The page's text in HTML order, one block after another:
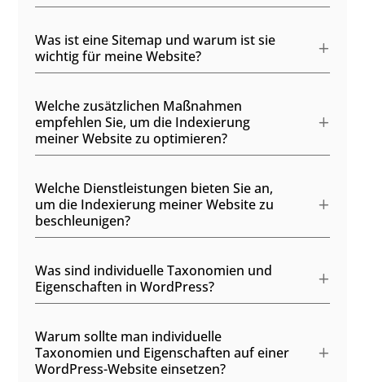
Was ist eine Sitemap und warum ist sie
wichtig für meine Website?
Welche zusätzlichen Maßnahmen
empfehlen Sie, um die Indexierung
meiner Website zu optimieren?
Welche Dienstleistungen bieten Sie an,
um die Indexierung meiner Website zu
beschleunigen?
Was sind individuelle Taxonomien und
Eigenschaften in WordPress?
Warum sollte man individuelle
Taxonomien und Eigenschaften auf einer
WordPress-Website einsetzen?